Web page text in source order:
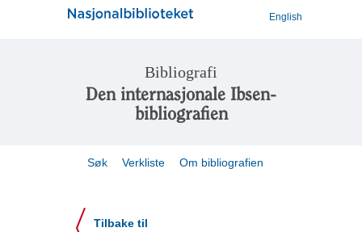
English
Bibliografi
Den internasjonale Ibsen-
bibliografien
Søk Verkliste Om bibliografien
Tilbake til